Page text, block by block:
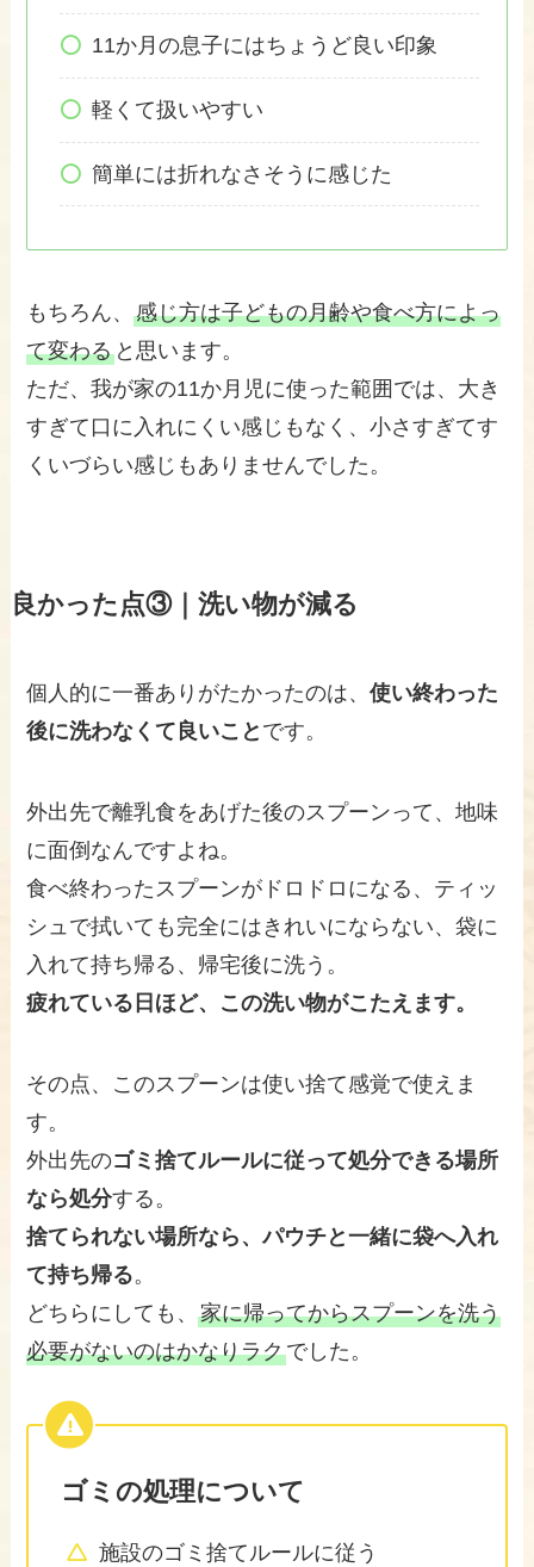
11か月の息子にはちょうど良い印象
軽くて扱いやすい
簡単には折れなさそうに感じた
もちろん、感じ方は子どもの月齢や食べ方によっ
て変わる と思います。
ただ、我が家の11か月児に使った範囲では、大き
すぎて口に入れにくい感じもなく、小さすぎてす
くいづらい感じもありませんでした。
良かった点③｜洗い物が減る
個人的に一番ありがたかったのは、使い終わった
後に洗わなくて良いこと です。
外出先で離乳食をあげた後のスプーンって、地味
に面倒なんですよね。
食べ終わったスプーンがドロドロになる、ティッ
シュで拭いても完全にはきれいにならない、袋に
入れて持ち帰る、帰宅後に洗う。
疲れている日ほど、この洗い物がこたえます。
その点、このスプーンは使い捨て感覚で使えま
す。
外出先のゴミ捨てルールに従って処分できる場所
なら処分する。
捨てられない場所なら、パウチと一緒に袋へ入れ
て持ち帰る。
どちらにしても、家に帰ってからスプーンを洗う
必要がないのはかなりラクでした。
ゴミの処理について
施設のゴミ捨てルールに従う